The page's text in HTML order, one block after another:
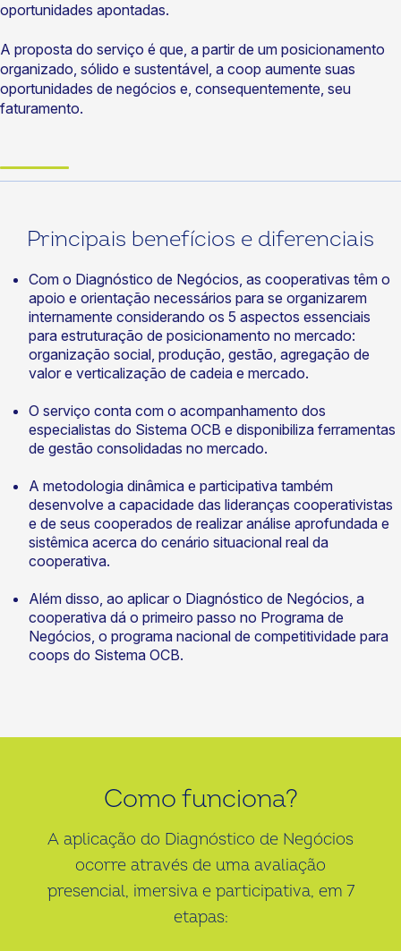
oportunidades apontadas.
A proposta do serviço é que, a partir de um posicionamento
organizado, sólido e sustentável, a coop aumente suas
oportunidades de negócios e, consequentemente, seu
faturamento.
Principais benefícios e diferenciais
Com o Diagnóstico de Negócios, as cooperativas têm o
apoio e orientação necessários para se organizarem
internamente considerando os 5 aspectos essenciais
para estruturação de posicionamento no mercado:
organização social, produção, gestão, agregação de
valor e verticalização de cadeia e mercado.
O serviço conta com o acompanhamento dos
especialistas do Sistema OCB e disponibiliza ferramentas
de gestão consolidadas no mercado.
A metodologia dinâmica e participativa também
desenvolve a capacidade das lideranças cooperativistas
e de seus cooperados de realizar análise aprofundada e
sistêmica acerca do cenário situacional real da
cooperativa.
Além disso, ao aplicar o Diagnóstico de Negócios, a
cooperativa dá o primeiro passo no Programa de
Negócios, o programa nacional de competitividade para
coops do Sistema OCB.
Como funciona?
A aplicação do Diagnóstico de Negócios
ocorre através de uma avaliação
presencial, imersiva e participativa, em 7
etapas: